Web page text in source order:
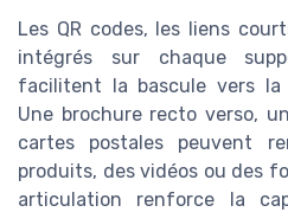
Les QR codes, les liens
intégrés sur chaque
facilitent la bascule vers la
Une brochure recto verso,
cartes postales peuvent
produits, des vidéos ou des
articulation renforce la